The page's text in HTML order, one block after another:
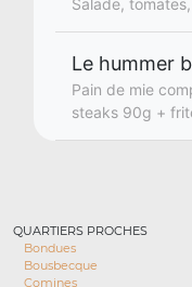
Salade,
Le hummer
Pain de mie
steaks 90g +
QUARTIERS PROCHES
Bondues
Bousbecque
Comines